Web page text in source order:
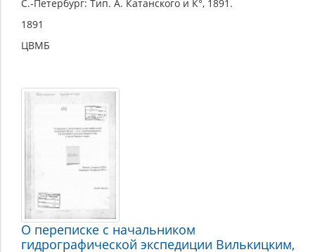
С.-Петербург: Тип. А. Катанского и К°, 1891.
1891
ЦВМБ
О переписке с начальником
гидрографической экспедиции Вилькицким,